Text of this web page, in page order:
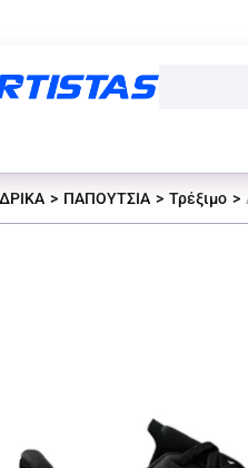
ΠΑΠΟΥΤΣΙΑ Τρέξιμο